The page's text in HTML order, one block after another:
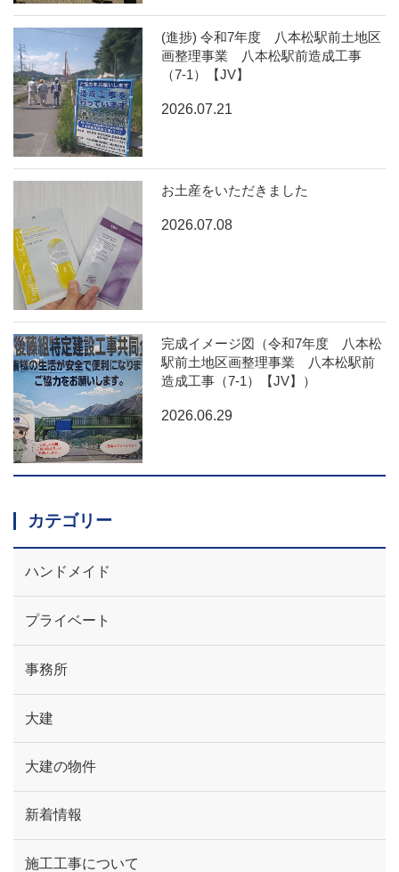
(進捗) 令和7年度 八本松駅前土地区
画整理事業 八本松駅前造成工事
（7-1）【JV】
2026.07.21
お土産をいただきました
2026.07.08
完成イメージ図（令和7年度 八本松
駅前土地区画整理事業 八本松駅前
造成工事（7-1）【JV】）
2026.06.29
カテゴリー
ハンドメイド
プライベート
事務所
大建
大建の物件
新着情報
施工工事について